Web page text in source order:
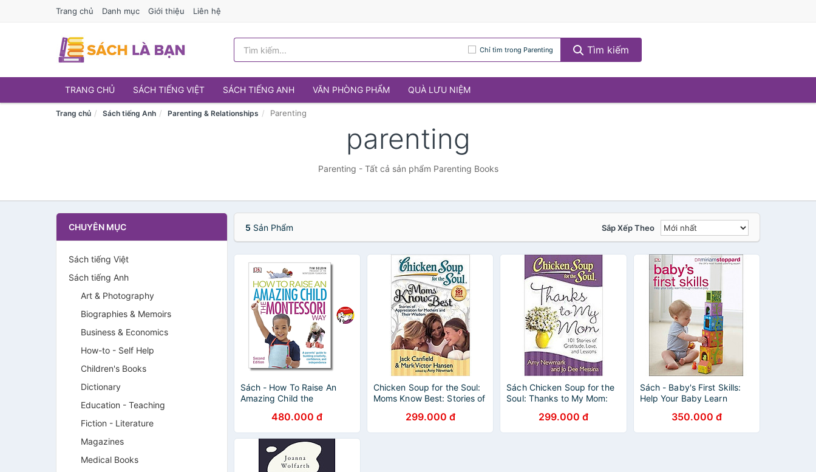
Trang chủ Danh mục Giới thiệu Liên hệ
Chỉ tìm trong Parenting Tìm kiếm
TRANG CHỦ SÁCH TIẾNG VIỆT SÁCH TIẾNG ANH VĂN PHÒNG PHẨM QUÀ LƯU NIỆM
Trang chủ Sách tiếng Anh Parenting & Relationships Parenting
parenting
Parenting - Tất cả sản phẩm Parenting Books
CHUYÊN MỤC
Sách tiếng Việt
Sách tiếng Anh
Art & Photography
Biographies & Memoirs
Business & Economics
How-to - Self Help
Children's Books
Dictionary
Education - Teaching
Fiction - Literature
Magazines
Medical Books
5 Sản Phẩm Sắp Xếp Theo
Sách - How To Raise An
Amazing Child the
/ Education / Giáo dục trẻ
480.000 đ
Chicken Soup for the Soul:
Moms Know Best: Stories of
and Their Wisdom
299.000 đ
Sách Chicken Soup for the
Soul: Thanks to My Mom:
Love, and Lessons
299.000 đ
Sách - Baby's First Skills:
Help Your Baby Learn
Dr Miriam Stoppard
350.000 đ